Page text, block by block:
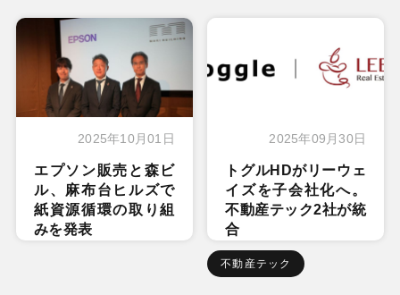
2025年10月01日
エプソン販売と森ビ
ル、麻布台ヒルズで
紙資源循環の取り組
みを発表
2025年09月30日
トグルHDがリーウェ
イズを子会社化へ。
不動産テック2社が統
合
不動産テック